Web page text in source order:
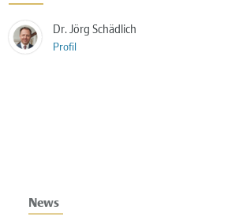
Dr. Jörg Schädlich
Profil
News